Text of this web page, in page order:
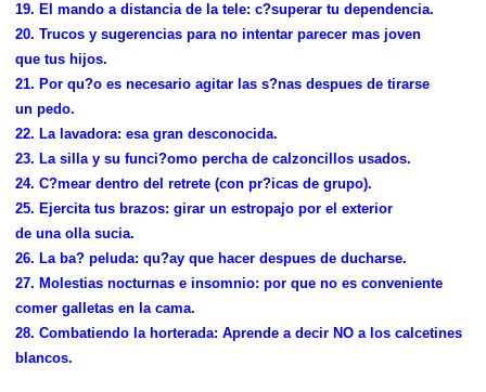
19. El mando a distancia de la tele: c?superar tu dependencia.
20. Trucos y sugerencias para no intentar parecer mas joven
que tus hijos.
21. Por qu?o es necesario agitar las s?nas despues de tirarse
un pedo.
22. La lavadora: esa gran desconocida.
23. La silla y su funci?omo percha de calzoncillos usados.
24. C?mear dentro del retrete (con pr?icas de grupo).
25. Ejercita tus brazos: girar un estropajo por el exterior
de una olla sucia.
26. La ba? peluda: qu?ay que hacer despues de ducharse.
27. Molestias nocturnas e insomnio: por que no es conveniente
comer galletas en la cama.
28. Combatiendo la horterada: Aprende a decir NO a los calcetines
blancos.